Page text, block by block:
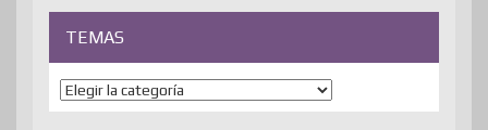
TEMAS
Temas